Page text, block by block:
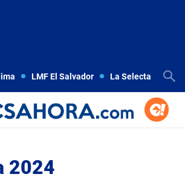
LMF El Salvador La Selecta
2024